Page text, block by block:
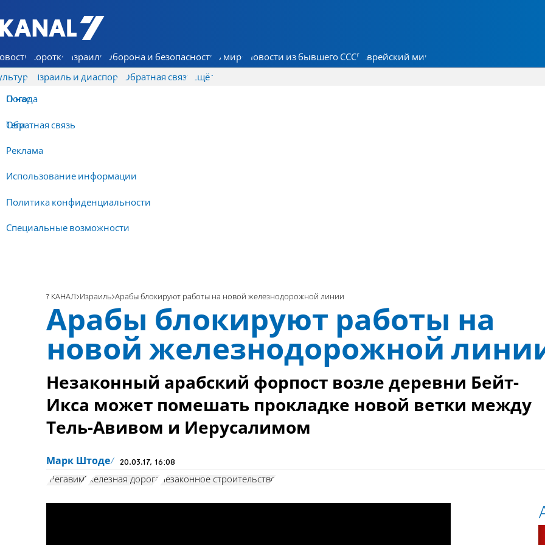
7 КАНАЛ - Аруц Шева
Коротко Израиль Оборона и безопасность В мире Новости из бывшего СССР Еврейский мир
Израиль и диаспора Обратная связь
О нас
Обратная связь
Реклама
Использование информации
Политика конфиденциальности
Специальные возможности
Ещё
Погода
Теги
7 КАНАЛ Израиль Арабы блокируют работы на новой железнодорожной линии
Арабы блокируют работы на
новой железнодорожной
Незаконный арабский форпост возле деревни Бейт-
Икса может помешать прокладке новой ветки между
Тель-Авивом и Иерусалимом
Марк Штоде 20.03.17, 16:08
"Регавим" железная дорога незаконное строительство